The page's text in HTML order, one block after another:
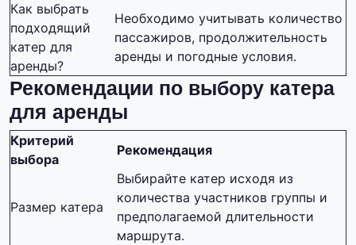
Как выбрать
подходящий
катер для
аренды?
Необходимо учитывать количество
пассажиров, продолжительность
аренды и погодные условия.
Рекомендации по выбору катера
для аренды
Критерий
выбора
Рекомендация
Размер катера
Выбирайте катер исходя из
количества участников группы и
предполагаемой длительности
маршрута.